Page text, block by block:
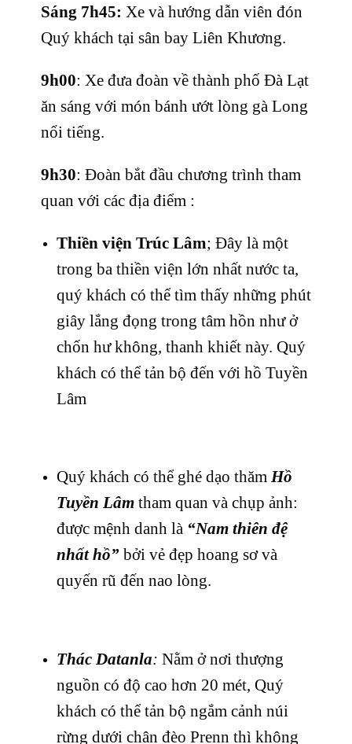
Sáng 7h45: Xe và hướng dẫn viên đón
Quý khách tại sân bay Liên Khương.
9h00: Xe đưa đoàn về thành phố Đà Lạt
ăn sáng với món bánh ướt lòng gà Long
nổi tiếng.
9h30: Đoàn bắt đầu chương trình tham
quan với các địa điểm :
Thiền viện Trúc Lâm; Đây là một
trong ba thiền viện lớn nhất nước ta,
quý khách có thể tìm thấy những phút
giây lắng đọng trong tâm hồn như ở
chốn hư không, thanh khiết này. Quý
khách có thể tản bộ đến với hồ Tuyền
Lâm
Quý khách có thể ghé dạo thăm Hồ
Tuyền Lâm tham quan và chụp ảnh:
được mệnh danh là “Nam thiên đệ
nhất hồ” bởi vẻ đẹp hoang sơ và
quyến rũ đến nao lòng.
Thác Datanla:Nằm ở nơi thượng
nguồn có độ cao hơn 20 mét, Quý
khách có thể tản bộ ngắm cảnh núi
rừng dưới chân đèo Prenn thì không